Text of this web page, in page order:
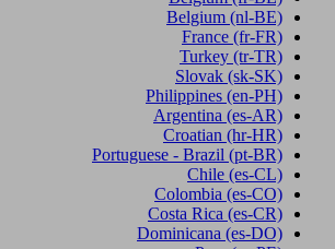
Belgium (nl-BE)
France (fr-FR)
Turkey (tr-TR)
Slovak (sk-SK)
Philippines (en-PH)
Argentina (es-AR)
Croatian (hr-HR)
Portuguese - Brazil (pt-BR)
Chile (es-CL)
Colombia (es-CO)
Costa Rica (es-CR)
Dominicana (es-DO)